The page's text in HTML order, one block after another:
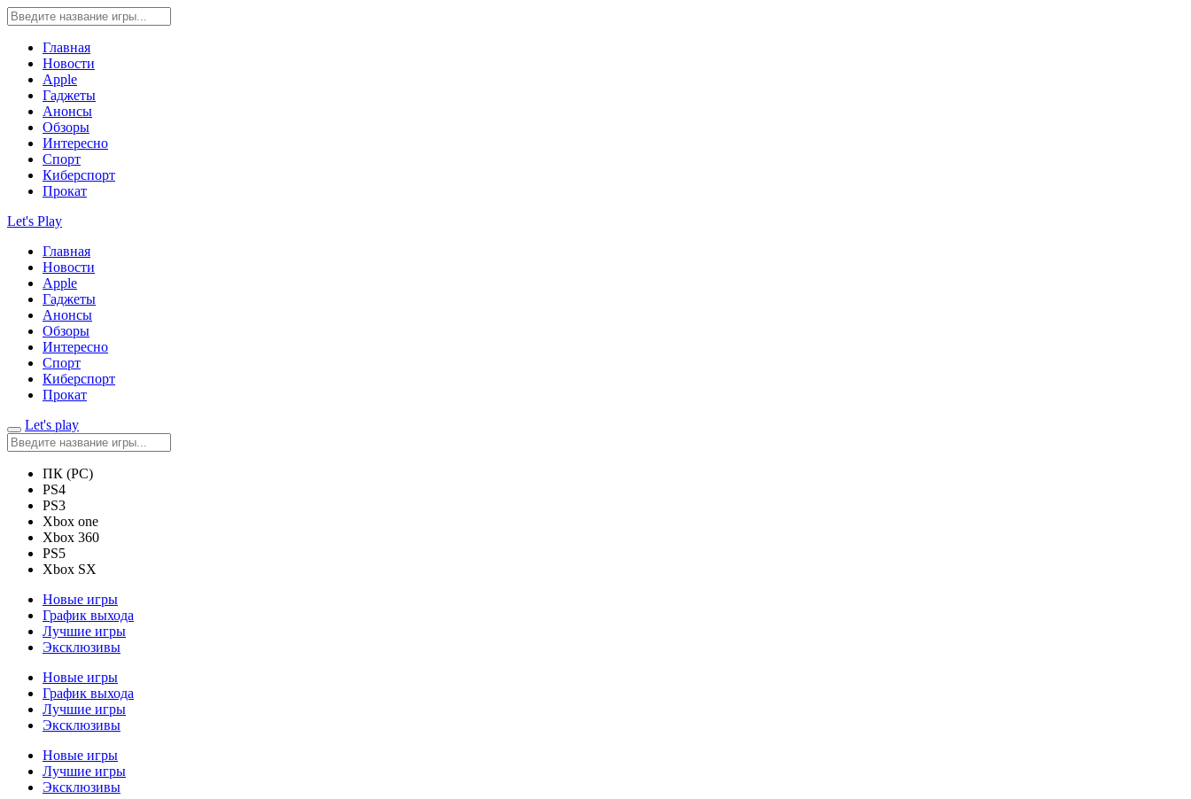
Главная
Новости
Apple
Гаджеты
Анонсы
Обзоры
Интересно
Спорт
Киберспорт
Прокат
Let's Play
Главная
Новости
Apple
Гаджеты
Анонсы
Обзоры
Интересно
Спорт
Киберспорт
Прокат
Let's play
ПК (PC)
PS4
PS3
Xbox one
Xbox 360
PS5
Xbox SX
Новые игры
График выхода
Лучшие игры
Эксклюзивы
Новые игры
График выхода
Лучшие игры
Эксклюзивы
Новые игры
Лучшие игры
Эксклюзивы